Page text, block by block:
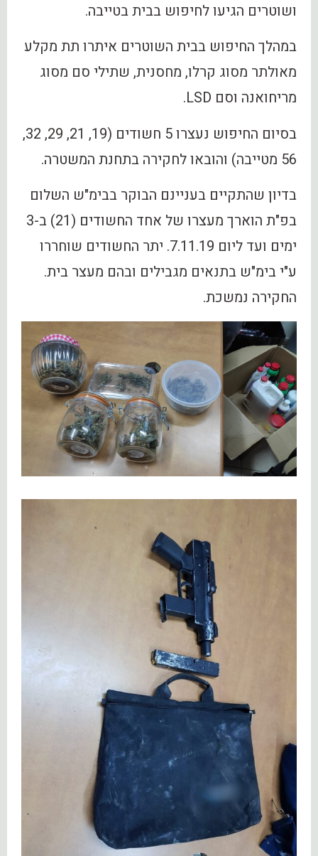
ושוטרים הגיעו לחיפוש בבית בטייבה.
במהלך החיפוש בבית השוטרים איתרו תת מקלע
מאולתר מסוג קרלו, מחסנית, שתילי סם מסוג
מריחואנה וסם LSD.
בסיום החיפוש נעצרו 5 חשודים (19, 21, 29, 32,
56 מטייבה) והובאו לחקירה בתחנת המשטרה.
בדיון שהתקיים בעניינם הבוקר בבימ"ש השלום
בפ"ת הוארך מעצרו של אחד החשודים (21) ב-3
ימים ועד ליום 7.11.19. יתר החשודים שוחררו
ע"י בימ"ש בתנאים מגבילים ובהם מעצר בית.
החקירה נמשכת.